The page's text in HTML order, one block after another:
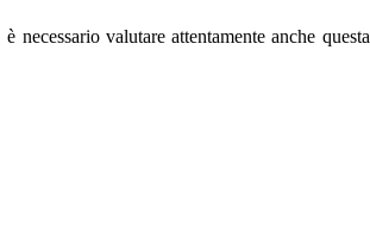
valutare attentamente anche